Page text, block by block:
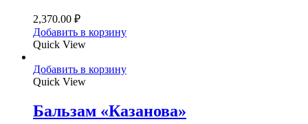
2,370.00 ₽
Добавить в корзину
Quick View
Добавить в корзину
Quick View
Бальзам «Казанова»